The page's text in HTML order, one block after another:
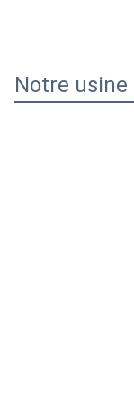
Notre usine